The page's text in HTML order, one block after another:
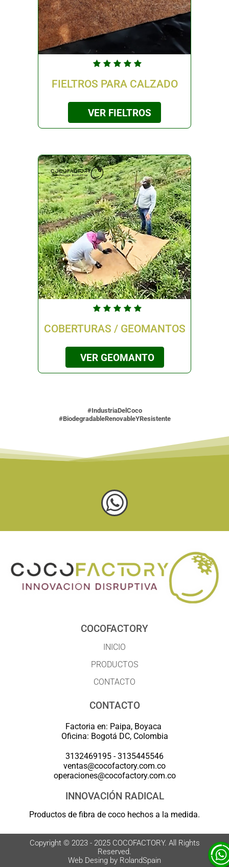
FIELTROS PARA CALZADO
VER FIELTROS
COBERTURAS / GEOMANTOS
VER GEOMANTO
#IndustriaDelCoco
#BiodegradableRenovableYResistente
COCOFACTORY
INICIO
PRODUCTOS
CONTACTO
CONTACTO
Factoria en: Paipa, Boyaca
Oficina: Bogotá DC, Colombia
3132469195 - 3135445546
ventas@cocofactory.com.co
operaciones@cocofactory.com.co
INNOVACIÓN RADICAL
Productos de fibra de coco hechos a la medida.
Copyright © 2023 - 2025 COCOFACTORY. All Rights
Reserved.
Web Desing by RolandSpain